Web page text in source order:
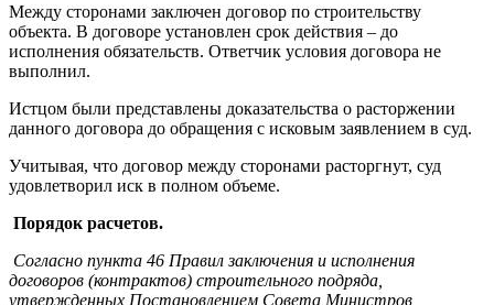
Между сторонами заключен договор по строительству
объекта. В договоре установлен срок действия – до
исполнения обязательств. Ответчик условия договора не
выполнил.
Истцом были представлены доказательства о расторжении
данного договора до обращения с исковым заявлением в суд.
Учитывая, что договор между сторонами расторгнут, суд
удовлетворил иск в полном объеме.
Порядок расчетов.
Согласно пункта 46 Правил заключения и исполнения
договоров (контрактов) строительного подряда,
утвержденных Постановлением Совета Министров